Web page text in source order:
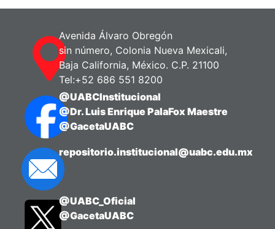
Avenida Álvaro Obregón
sin número, Colonia Nueva Mexicali,
Baja California, México. C.P. 21100
Tel:+52 686 551 8200
@UABCInstitucional
@Dr. Luis Enrique PalaFox Maestre
@GacetaUABC
repositorio.institucional@uabc.edu.mx
@UABC_Oficial
@GacetaUABC